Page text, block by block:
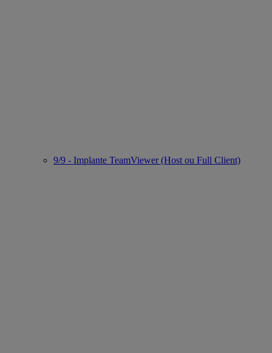
9/9 - Implante TeamViewer (Host ou Full Client)